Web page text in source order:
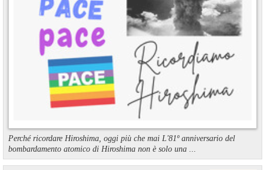
Perché ricordare Hiroshima, oggi più che mai L'81º anniversario del
bombardamento atomico di Hiroshima non è solo una ...